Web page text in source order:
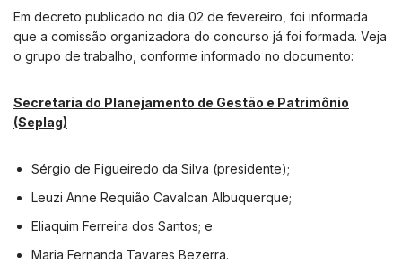
Em decreto publicado no dia 02 de fevereiro, foi informada
que a comissão organizadora do concurso já foi formada. Veja
o grupo de trabalho, conforme informado no documento:
Secretaria do Planejamento de Gestão e Patrimônio
(Seplag)
Sérgio de Figueiredo da Silva (presidente);
Leuzi Anne Requião Cavalcan Albuquerque;
Eliaquim Ferreira dos Santos; e
Maria Fernanda Tavares Bezerra.